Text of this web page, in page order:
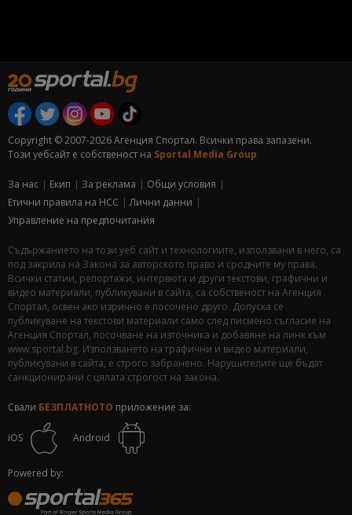
Copyright © 2007-2026 Агенция Спортал. Всички права запазени.
Този уебсайт е собственост на Sportal Media Group
За нас Екип За рекламa
Общи условия
Етични правила на НСС
Лични данни
Управление на предпочитания
Съдържанието на този уеб сайт и технологиите, използвани в него, са
под закрила на Закона за авторското право и сродните му права.
Всички статии, репортажи, интервюта и други текстови, графични и
видео материали, публикувани в сайта, са собственост на Агенция
Спортал, освен ако изрично е посочено друго. Допуска се
публикуване на текстови материали само след писмено съгласие на
Агенция Спортал, посочване на източника и добавяне на линк към
www.sportal.bg. Използването на графични и видео материали,
публикувани в сайта, е строго забранено. Нарушителите ще бъдат
санкционирани с цялата строгост на закона.
Свали БЕЗПЛАТНОТО приложение за:
iOS Android
Powered by: